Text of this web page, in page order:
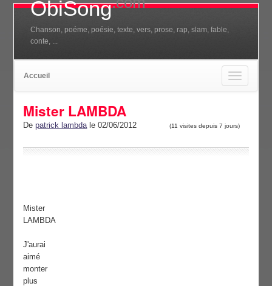
ObiSong
Chanson, poéme, poésie, texte, vers, prose, rap, slam, fable,
conte, ...
Toggle
navigation
Accueil
Mister LAMBDA
Depatrick lambdale 02/06/2012 (11 visites depuis 7 jours)
Mister
LAMBDA
J'aurai
aimé
monter
plus